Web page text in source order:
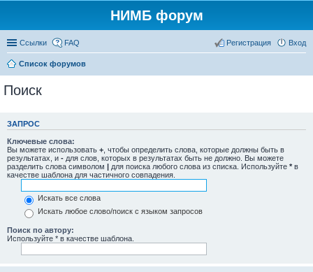
НИМБ форум
Ссылки FAQ Вход
Регистрация
Список форумов
Поиск
ЗАПРОС
Ключевые слова:
Вы можете использовать + , чтобы определить слова, которые должны быть в
результатах, и - для слов, которых в результатах быть не должно. Вы можете
разделить слова символом | для поиска любого слова из списка. Используйте * в
качестве шаблона для частичного совпадения.
Искать все слова
Искать любое слово/поиск с языком запросов
Поиск по автору:
Используйте * в качестве шаблона.